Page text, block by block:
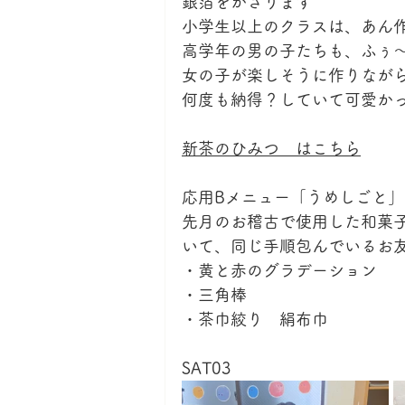
小学生以上のクラスは、あ
高学年の男の子たちも、ふぅ
女の子が楽しそうに作りなが
何度も納得？していて可愛か
新茶のひみつ　はこちら
応用Bメニュー「うめしごと
先月のお稽古で使用した和菓
いて、同じ手順包んでいるお
・黄と赤のグラデーション
・三角棒
・茶巾絞り　絹布巾
SAT03